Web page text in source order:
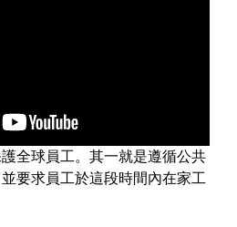
全球員工。其一就是遵循公共
要求員工於這段時間內在家工